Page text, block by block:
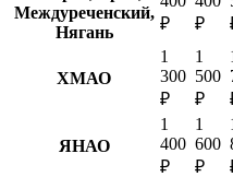
Междуреченский,
Нягань
₽
₽
ХМАО
1
300
₽
1
500
₽
ЯНАО
1
400
₽
1
600
₽